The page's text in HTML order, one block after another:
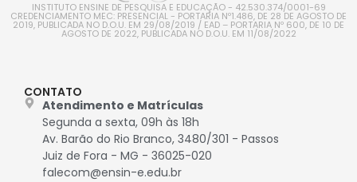
INSTITUTO ENSINE DE PESQUISA E EDUCAÇÃO - 42.530.374/0001-69
CREDENCIAMENTO MEC: PRESENCIAL - PORTARIA Nº1.486, DE 28 DE AGOSTO DE
2019, PUBLICADA NO D.O.U. EM 29/08/2019 / EAD – PORTARIA Nº 600, DE 10 DE
AGOSTO DE 2022, PUBLICADA NO D.O.U. EM 11/08/2022
CONTATO
Atendimento e Matrículas
Segunda a sexta, 09h às 18h
Av. Barão do Rio Branco, 3480/301 - Passos
Juiz de Fora - MG - 36025-020
falecom@ensin-e.edu.br